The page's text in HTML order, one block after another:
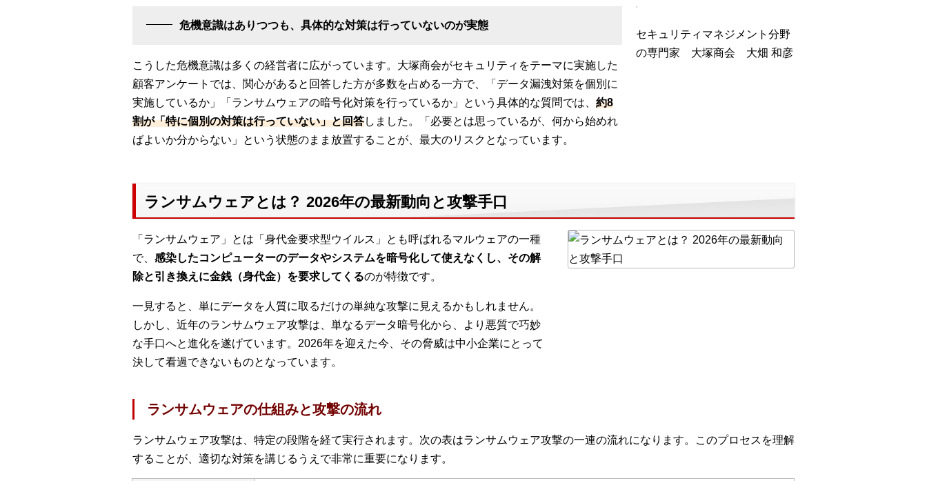
危機意識はありつつも、具体的な対策は行っていないのが実態
こうした危機意識は多くの経営者に広がっています。大塚商会がセキュリティをテーマに実施した
顧客アンケートでは、関心があると回答した方が多数を占める一方で、「データ漏洩対策を個別に
実施しているか」「ランサムウェアの暗号化対策を行っているか」という具体的な質問では、 約8
割が「特に個別の対策は行っていない」と回答しました。「必要とは思っているが、何から始めれ
ばよいか分からない」という状態のまま放置することが、最大のリスクとなっています。
セキュリティマネジメント分野
の専門家 大塚商会 大畑 和彦
ランサムウェアとは？ 2026年の最新動向と攻撃手口
「ランサムウェア」とは「身代金要求型ウイルス」とも呼ばれるマルウェアの一種
で、 感染したコンピューターのデータやシステムを暗号化して使えなくし、その解
除と引き換えに金銭（身代金）を要求してくるのが特徴です。
一見すると、単にデータを人質に取るだけの単純な攻撃に見えるかもしれません。
しかし、近年のランサムウェア攻撃は、単なるデータ暗号化から、より悪質で巧妙
な手口へと進化を遂げています。2026年を迎えた今、その脅威は中小企業にとって
決して看過できないものとなっています。
ランサムウェアの仕組みと攻撃の流れ
ランサムウェア攻撃は、特定の段階を経て実行されます。次の表はランサムウェア攻撃の一連の流れになります。このプロセスを理解
することが、適切な対策を講じるうえで非常に重要になります。